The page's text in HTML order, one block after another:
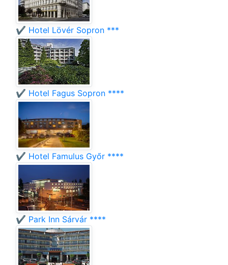
✔️ Hotel Lövér Sopron ***
✔️ Hotel Fagus Sopron ****
✔️ Hotel Famulus Győr ****
✔️ Park Inn Sárvár ****